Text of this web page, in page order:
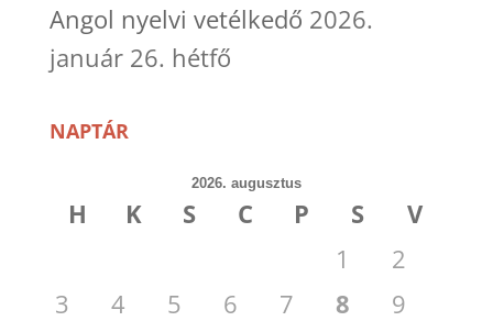
Angol nyelvi vetélkedő 2026.
január 26. hétfő
NAPTÁR
2026. augusztus
H K S C P S
V
1
2
3
4 5 6 7 8
9